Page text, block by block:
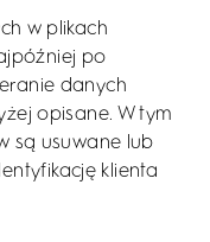
w plikach
po
danych
opisane. W tym
są usuwane lub
klienta